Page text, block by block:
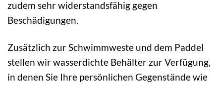
zudem sehr widerstandsfähig gegen
Beschädigungen.
Zusätzlich zur Schwimmweste und dem Paddel
stellen wir wasserdichte Behälter zur Verfügung,
in denen Sie Ihre persönlichen Gegenstände wie